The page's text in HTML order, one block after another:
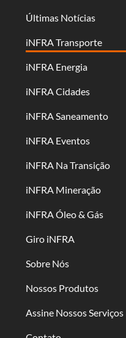
Últimas Notícias
iNFRA Transporte
iNFRA Energia
iNFRA Cidades
iNFRA Saneamento
iNFRA Eventos
iNFRA Na Transição
iNFRA Mineração
iNFRA Óleo & Gás
Giro iNFRA
Sobre Nós
Nossos Produtos
Assine Nossos Serviços